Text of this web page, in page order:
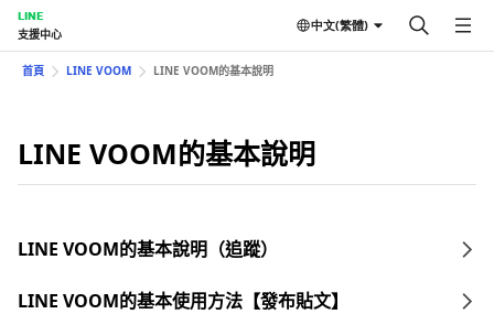
LINE
支援中心
中文(繁體)
首頁 LINE VOOM LINE VOOM的基本說明
LINE VOOM的基本說明
LINE VOOM的基本說明（追蹤）
LINE VOOM的基本使用方法【發布貼文】